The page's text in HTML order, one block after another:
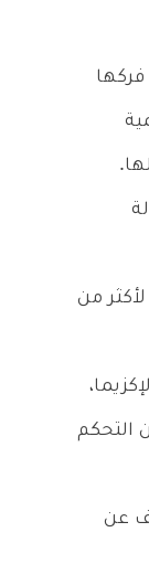
من
التحكم
عن